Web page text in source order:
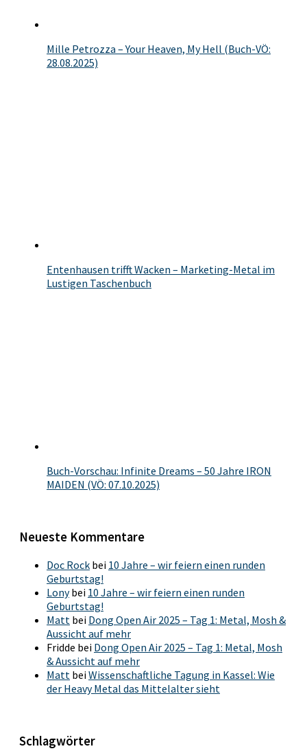
Mille Petrozza – Your Heaven, My Hell (Buch-VÖ:
28.08.2025)
Entenhausen trifft Wacken – Marketing-Metal im
Lustigen Taschenbuch
Buch-Vorschau: Infinite Dreams – 50 Jahre IRON
MAIDEN (VÖ: 07.10.2025)
Neueste Kommentare
Doc Rock bei 10 Jahre – wir feiern einen runden
Geburtstag!
Lonybei 10 Jahre – wir feiern einen runden
Geburtstag!
Matt bei Dong Open Air 2025 – Tag 1: Metal, Mosh &
Aussicht auf mehr
Fridde bei Dong Open Air 2025 – Tag 1: Metal, Mosh
& Aussicht auf mehr
Matt beiWissenschaftliche Tagung in Kassel: Wie
der Heavy Metal das Mittelalter sieht
Schlagwörter